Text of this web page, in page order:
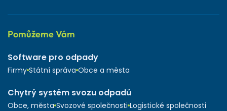
Pomůžeme Vám
Software pro odpady
Firmy Státní správa Obce a města
Chytrý systém svozu odpadů
Obce, města Svozové společnosti Logistické společnosti